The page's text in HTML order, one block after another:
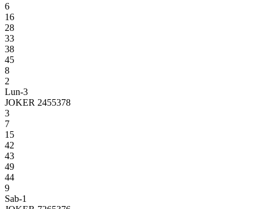
6
16
28
33
38
45
8
2
Lun-3
JOKER 2455378
3
7
15
42
43
49
44
9
Sab-1